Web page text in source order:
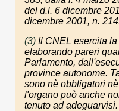
del d.l. 6 dicembre
dicembre 2001, n.
(3) Il CNEL esercita
elaborando pareri
Parlamento,
province autonome.
sono nè obbligatori
l'organo può anche
tenuto ad adeguarvisi.